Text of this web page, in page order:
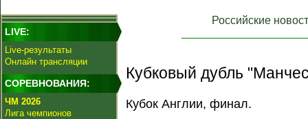
LIVE:
Live-результаты
Онлайн трансляции
СОРЕВНОВАНИЯ:
ЧМ 2026
Лига чемпионов
Российские
Кубковый дубль
Кубок Англии, финал.